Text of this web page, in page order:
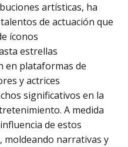
artísticas, ha
de actuación que
íconos
estrellas
en plataformas de
y actrices
significativos en la
A medida
de estos
moldeando narrativas y